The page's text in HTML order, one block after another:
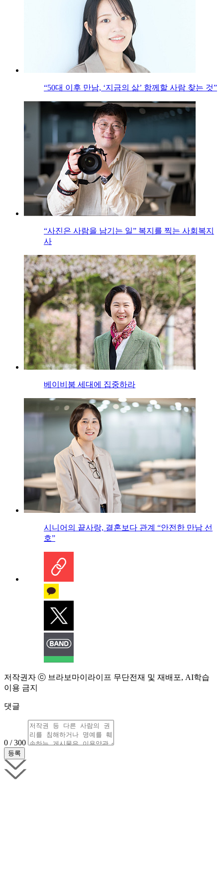
“50대 이후 만남, ‘지금의 삶’ 함께할 사람 찾는 것”
“사진은 사람을 남기는 일” 복지를 찍는 사회복지
사
베이비붐 세대에 집중하라
시니어의 끝사랑, 결혼보다 관계 “안전한 만남 선
호”
저작권자 ⓒ 브라보마이라이프 무단전재 및 재배포, AI학습
이용 금지
댓글
0 / 300